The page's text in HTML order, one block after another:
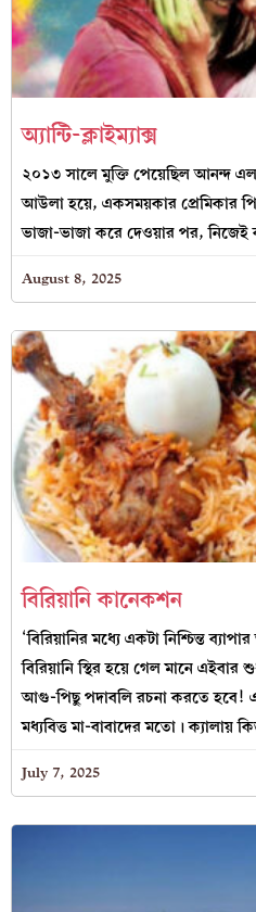
অ্যান্টি-ক্লাইম্যাক্স
২০১৩ সালে মুক্তি পেয়েছিল আনন্দ এল
আউলা হয়ে, একসময়কার প্রেমিকার
ভাজা-ভাজা করে দেওয়ার পর, নিজেই
August 8, 2025
বিরিয়ানি কানেকশন
‘বিরিয়ানির মধ্যে একটা নিশ্চিন্ত
বিরিয়ানি স্থির হয়ে গেল মানে
আগু-পিছু পদাবলি রচনা করতে হবে!
মধ্যবিত্ত মা-বাবাদের মতো। ক্যালায়
July 7, 2025